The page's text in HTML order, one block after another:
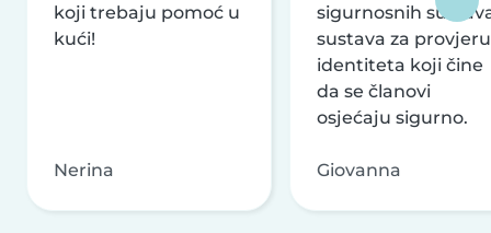
koji trebaju pomoć u
kući!
Nerina
sigurnosnih
sustava za provjeru
identiteta koji čine
da se članovi
osjećaju sigurno.
Giovanna